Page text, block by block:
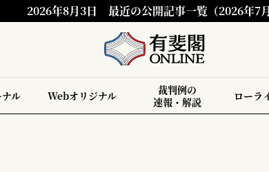
2026年8月3日 最近の公開記事一覧（2026年7月
ル Webオリジナル
裁判例の
速報・解説
ローラ